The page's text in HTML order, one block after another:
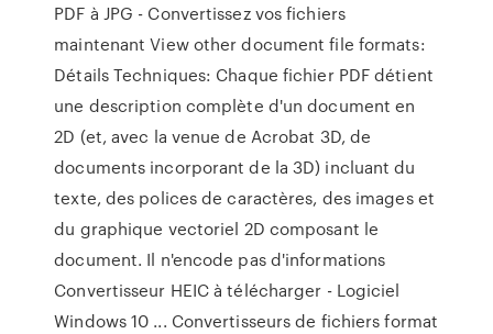
PDF à JPG - Convertissez vos fichiers
maintenant View other document file formats:
Détails Techniques: Chaque fichier PDF détient
une description complète d'un document en
2D (et, avec la venue de Acrobat 3D, de
documents incorporant de la 3D) incluant du
texte, des polices de caractères, des images et
du graphique vectoriel 2D composant le
document. Il n'encode pas d'informations
Convertisseur HEIC à télécharger - Logiciel
Windows 10 ... Convertisseurs de fichiers format